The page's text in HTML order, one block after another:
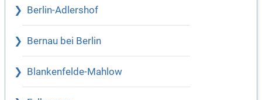
Berlin-Adlershof
Bernau bei Berlin
Blankenfelde-Mahlow